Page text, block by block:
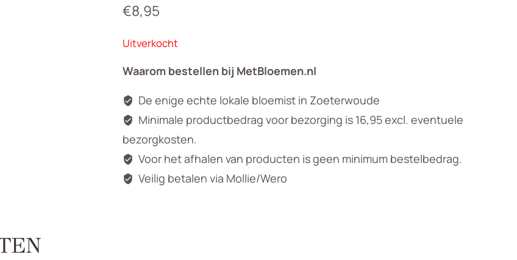
€8,95
Uitverkocht
Waarom bestellen bij MetBloemen.nl
De enige echte lokale bloemist in Zoeterwoude
Minimale productbedrag voor bezorging is 16,95 excl. eventuele
bezorgkosten.
Voor het afhalen van producten is geen minimum bestelbedrag.
Veilig betalen via Mollie/Wero